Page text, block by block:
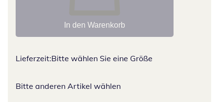
In den Warenkorb
Lieferzeit:Bitte wählen Sie eine Größe
Bitte anderen Artikel wählen